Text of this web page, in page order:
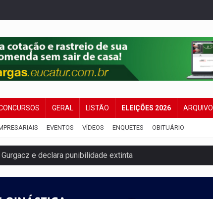
GERAL LISTÃO ELEIÇÕES 2026 ARQUIVO
EVENTOS VÍDEOS ENQUETES OBITUÁRIO
e declara punibilidade extinta
lança livro sobre a Madeira-Mamoré